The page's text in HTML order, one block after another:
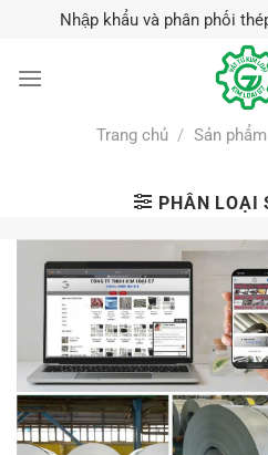
content
Nhập khẩu và phân phối
Trang chủ / Sản phẩm
PHÂN LOẠI